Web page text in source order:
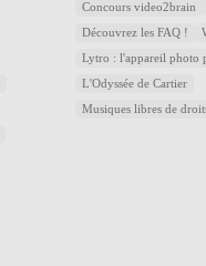
Concours video2brain
Découvrez les FAQ !
Lytro : l'appareil photo
L'Odyssée de Cartier
Musiques libres de